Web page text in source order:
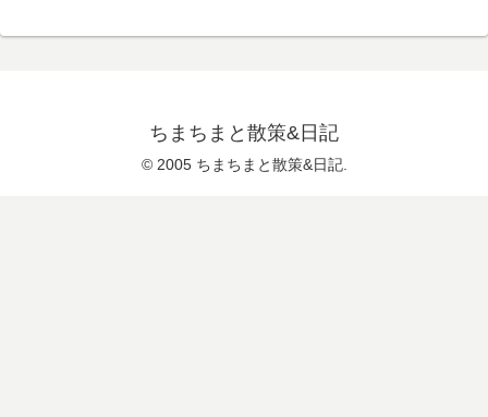
ちまちまと散策&日記
© 2005 ちまちまと散策&日記.